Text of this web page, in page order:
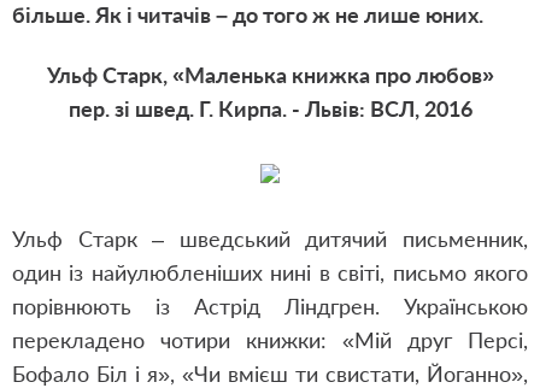
більше. Як і читачів – до того ж не лише юних.
Ульф Старк, «Маленька книжка про любов»
пер. зі швед. Г. Кирпа. - Львів: ВСЛ, 2016
Ульф Старк – шведський дитячий письменник,
один із найулюбленіших нині в світі, письмо якого
порівнюють із Астрід Ліндгрен. Українською
перекладено чотири книжки: «Мій друг Персі,
Бофало Біл і я», «Чи вмієш ти свистати, Йоганно»,